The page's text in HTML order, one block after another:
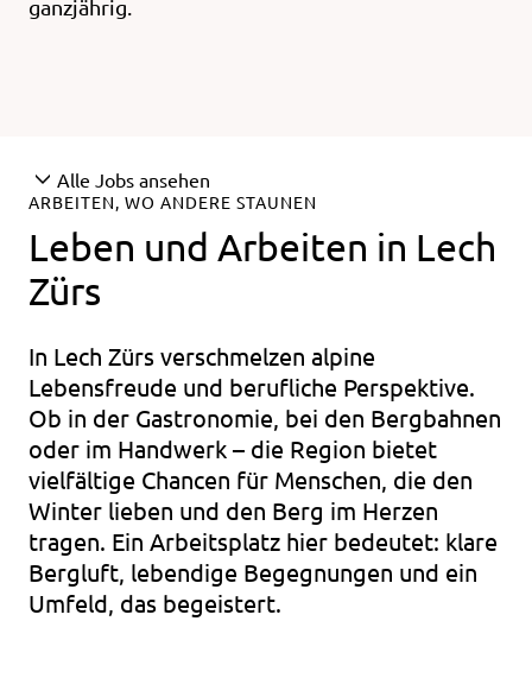
ganzjährig.
Alle Jobs ansehen
ARBEITEN, WO ANDERE STAUNEN
Leben und Arbeiten in Lech
Zürs
In Lech Zürs verschmelzen alpine
Lebensfreude und berufliche Perspektive.
Ob in der Gastronomie, bei den Bergbahnen
oder im Handwerk – die Region bietet
vielfältige Chancen für Menschen, die den
Winter lieben und den Berg im Herzen
tragen. Ein Arbeitsplatz hier bedeutet: klare
Bergluft, lebendige Begegnungen und ein
Umfeld, das begeistert.